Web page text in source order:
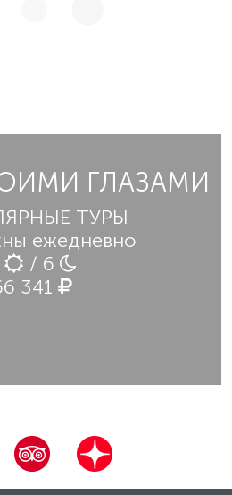
ГЛАЗАМИ
ТУРЫ
ежедневно
/ 6
341